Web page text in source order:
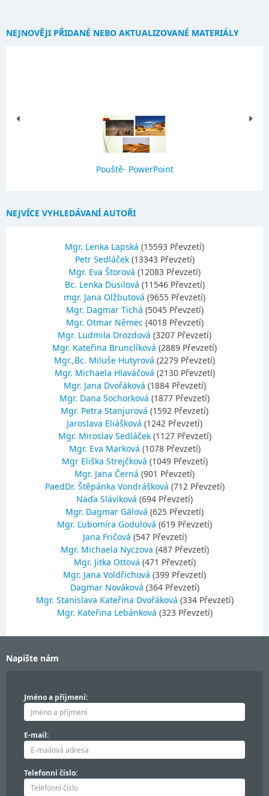
NEJNOVĚJI PŘIDANÉ NEBO AKTUALIZOVANÉ MATERIÁLY
Pouště- PowerPoint
NEJVÍCE VYHLEDÁVANÍ AUTOŘI
Mgr. Lenka Lapská (15593 Převzetí)
Petr Sedláček (13343 Převzetí)
Mgr. Eva Štorová (12083 Převzetí)
Bc. Lenka Dusilová (11546 Převzetí)
mgr. Jana Olžbutová (9655 Převzetí)
Mgr. Dagmar Tichá (5045 Převzetí)
Mgr. Otmar Němec (4018 Převzetí)
Mgr. Ludmila Drozdová (3207 Převzetí)
Mgr. Kateřina Brunclíková (2889 Převzetí)
Mgr.,Bc. Miluše Hutyrová (2279 Převzetí)
Mgr. Michaela Hlaváčová (2130 Převzetí)
Mgr. Jana Dvořáková (1884 Převzetí)
Mgr. Dana Sochorková (1877 Převzetí)
Mgr. Petra Stanjurová (1592 Převzetí)
Jaroslava Eliášková (1242 Převzetí)
Mgr. Miroslav Sedláček (1127 Převzetí)
Mgr. Eva Marková (1078 Převzetí)
Mgr Eliška Strejčková (1049 Převzetí)
Mgr. Jana Černá (901 Převzetí)
PaedDr. Štěpánka Vondrášková (712 Převzetí)
Naďa Sláviková (694 Převzetí)
Mgr. Dagmar Gálová (625 Převzetí)
Mgr. Ľubomíra Godulová (619 Převzetí)
Jana Fričová (547 Převzetí)
Mgr. Michaela Nyczova (487 Převzetí)
Mgr. Jitka Ottová (471 Převzetí)
Mgr. Jana Voldřichová (399 Převzetí)
Dagmar Nováková (364 Převzetí)
Mgr. Stanislava Kateřina Dvořáková (334 Převzetí)
Mgr. Kateřina Lebánková (323 Převzetí)
Napište nám
Jméno a příjmení:
E-mail:
Telefonní číslo: